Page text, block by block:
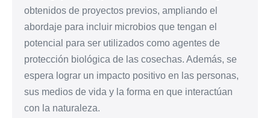
obtenidos de proyectos previos, ampliando el
abordaje para incluir microbios que tengan el
potencial para ser utilizados como agentes de
protección biológica de las cosechas. Además, se
espera lograr un impacto positivo en las personas,
sus medios de vida y la forma en que interactúan
con la naturaleza.